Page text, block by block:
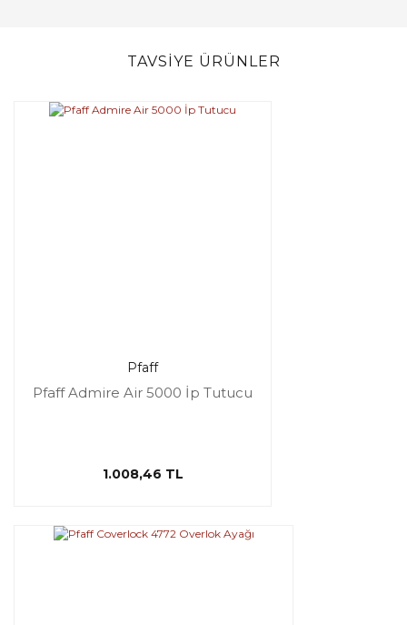
TAVSİYE ÜRÜNLER
Pfaff
Pfaff Admire Air 5000 İp Tutucu
1.008,46 TL